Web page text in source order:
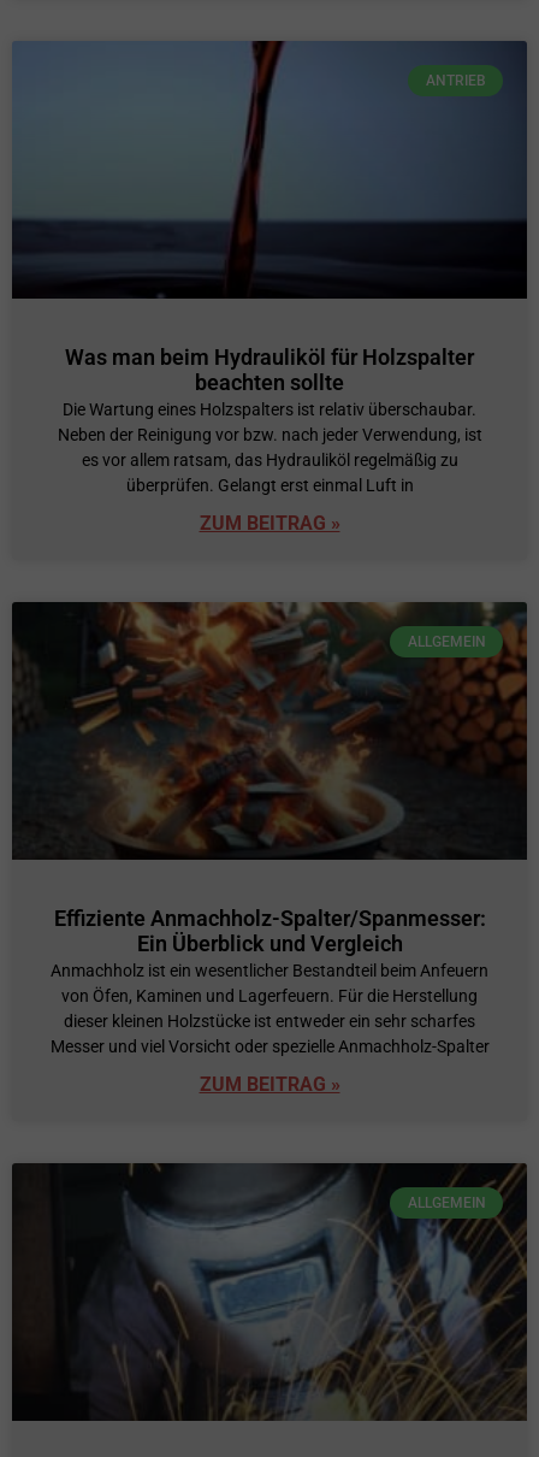
ANTRIEB
Was man beim Hydrauliköl für Holzspalter
beachten sollte
Die Wartung eines Holzspalters ist relativ überschaubar.
Neben der Reinigung vor bzw. nach jeder Verwendung, ist
es vor allem ratsam, das Hydrauliköl regelmäßig zu
überprüfen. Gelangt erst einmal Luft in
ZUM BEITRAG »
ALLGEMEIN
Effiziente Anmachholz-Spalter/Spanmesser:
Ein Überblick und Vergleich
Anmachholz ist ein wesentlicher Bestandteil beim Anfeuern
von Öfen, Kaminen und Lagerfeuern. Für die Herstellung
dieser kleinen Holzstücke ist entweder ein sehr scharfes
Messer und viel Vorsicht oder spezielle Anmachholz-Spalter
ZUM BEITRAG »
ALLGEMEIN